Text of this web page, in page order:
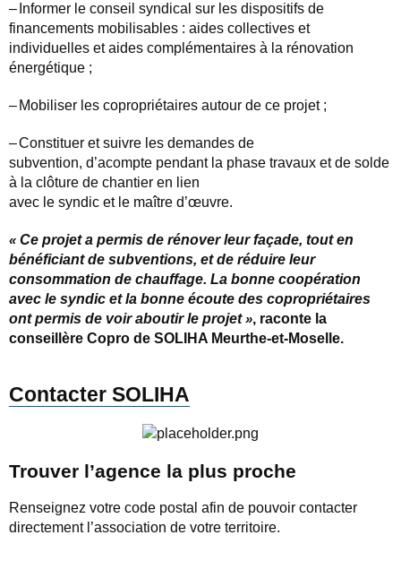
– Informer le conseil syndical sur les dispositifs de
financements mobilisables : aides collectives et
individuelles et aides complémentaires à la rénovation
énergétique ;
– Mobiliser les copropriétaires autour de ce projet ;
–Constituer et suivre les demandes de
subvention, d’acompte pendant la phase travaux et de solde
à la clôture de chantier en lien
avec le syndic et le maître d’œuvre.
« Ce projet a permis de rénover leur façade, tout en
bénéficiant de subventions, et de réduire leur
consommation de chauffage. La bonne coopération
avec le syndic et la bonne écoute des copropriétaires
ont permis de voir aboutir le projet», raconte la
conseillère Copro de SOLIHA Meurthe-et-Moselle.
Contacter SOLIHA
Trouver l’agence la plus proche
Renseignez votre code postal afin de pouvoir contacter
directement l’association de votre territoire.